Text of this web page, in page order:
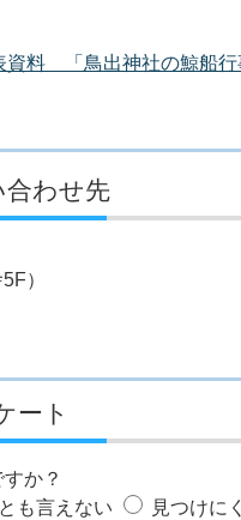
料 「鳥出神社の鯨船行
わせ先
）
ート
か？
も言えない 見つけに